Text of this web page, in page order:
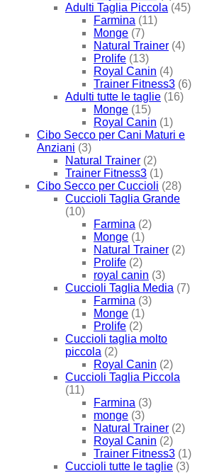
Adulti Taglia Piccola (45)
Farmina (11)
Monge (7)
Natural Trainer (4)
Prolife (13)
Royal Canin (4)
Trainer Fitness3 (6)
Adulti tutte le taglie (16)
Monge (15)
Royal Canin (1)
Cibo Secco per Cani Maturi e
Anziani (3)
Natural Trainer (2)
Trainer Fitness3 (1)
Cibo Secco per Cuccioli (28)
Cuccioli Taglia Grande
(10)
Farmina (2)
Monge (1)
Natural Trainer (2)
Prolife (2)
royal canin (3)
Cuccioli Taglia Media (7)
Farmina (3)
Monge (1)
Prolife (2)
Cuccioli taglia molto
piccola (2)
Royal Canin (2)
Cuccioli Taglia Piccola
(11)
Farmina (3)
monge (3)
Natural Trainer (2)
Royal Canin (2)
Trainer Fitness3 (1)
Cuccioli tutte le taglie (3)